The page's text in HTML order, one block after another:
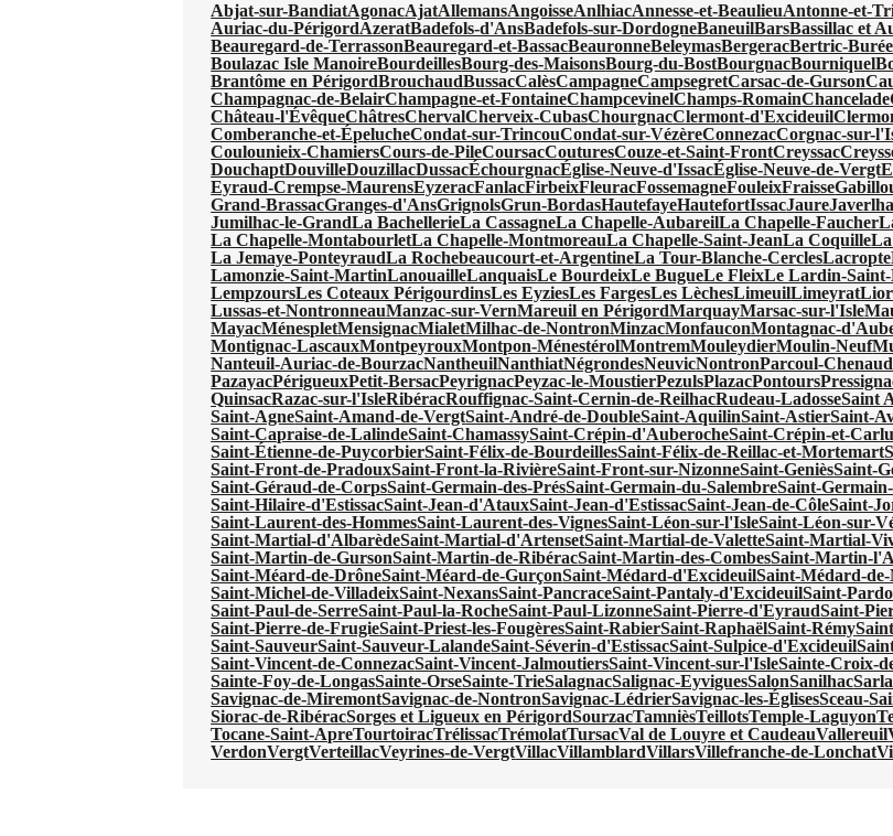
Abjat-sur-BandiatAgonacAjatAllemansAngoisseAnlhiacAnnesse-et-BeaulieuAntonne-et-
Auriac-du-PérigordAzeratBadefols-d'AnsBadefols-sur-DordogneBaneuilBarsBassillac et
Beauregard-de-TerrassonBeauregard-et-BassacBeauronneBeleymasBergeracBertric-Burée
Boulazac Isle ManoireBourdeillesBourg-des-MaisonsBourg-du-BostBourgnacBourniquel
Brantôme en PérigordBrouchaudBussacCalèsCampagneCampsegretCarsac-de-Gurson
Champagnac-de-BelairChampagne-et-FontaineChampcevinelChamps-RomainChancelade
Château-l'ÉvêqueChâtresChervalCherveix-CubasChourgnacClermont-d'Excideuil
Comberanche-et-ÉpelucheCondat-sur-TrincouCondat-sur-VézèreConnezacCorgnac-sur-
Coulounieix-ChamiersCours-de-PileCoursacCouturesCouze-et-Saint-FrontCreyssac
DouchaptDouvilleDouzillacDussacÉchourgnacÉglise-Neuve-d'IssacÉglise-Neuve-de-Vergt
Eyraud-Crempse-MaurensEyzeracFanlacFirbeixFleuracFossemagneFouleixFraisse
Grand-BrassacGranges-d'AnsGrignolsGrun-BordasHautefayeHautefortIssacJaure
Jumilhac-le-GrandLa BachellerieLa CassagneLa Chapelle-AubareilLa Chapelle-Faucher
La Chapelle-MontabourletLa Chapelle-MontmoreauLa Chapelle-Saint-JeanLa Coquille
La Jemaye-PonteyraudLa Rochebeaucourt-et-ArgentineLa Tour-Blanche-CerclesLacropte
Lamonzie-Saint-MartinLanouailleLanquaisLe BourdeixLe BugueLe FleixLe Lardin-
LempzoursLes Coteaux PérigourdinsLes EyziesLes FargesLes LèchesLimeuilLimeyrat
Lussas-et-NontronneauManzac-sur-VernMareuil en PérigordMarquayMarsac-sur-l'Isle
MayacMénespletMensignacMialetMilhac-de-NontronMinzacMonfauconMontagnac-
Montignac-LascauxMontpeyrouxMontpon-MénestérolMontremMouleydierMoulin-Neuf
Nanteuil-Auriac-de-BourzacNantheuilNanthiatNégrondesNeuvicNontronParcoul-Chenaud
PazayacPérigueuxPetit-BersacPeyrignacPeyzac-le-MoustierPezulsPlazacPontours
QuinsacRazac-sur-l'IsleRibéracRouffignac-Saint-Cernin-de-ReilhacRudeau-LadosseSaint
Saint-AgneSaint-Amand-de-VergtSaint-André-de-DoubleSaint-AquilinSaint-AstierSaint-
Saint-Capraise-de-LalindeSaint-ChamassySaint-Crépin-d'AuberocheSaint-Crépin-et-
Saint-Étienne-de-PuycorbierSaint-Félix-de-BourdeillesSaint-Félix-de-Reillac-et-Mortemart
Saint-Front-de-PradouxSaint-Front-la-RivièreSaint-Front-sur-NizonneSaint-GenièsSaint-
Saint-Géraud-de-CorpsSaint-Germain-des-PrésSaint-Germain-du-SalembreSaint-
Saint-Hilaire-d'EstissacSaint-Jean-d'AtauxSaint-Jean-d'EstissacSaint-Jean-de-CôleSaint-
Saint-Laurent-des-HommesSaint-Laurent-des-VignesSaint-Léon-sur-l'IsleSaint-Léon-sur-
Saint-Martial-d'AlbarèdeSaint-Martial-d'ArtensetSaint-Martial-de-ValetteSaint-Martial-
Saint-Martin-de-GursonSaint-Martin-de-RibéracSaint-Martin-des-CombesSaint-Martin-
Saint-Méard-de-DrôneSaint-Méard-de-GurçonSaint-Médard-d'ExcideuilSaint-Médard-
Saint-Michel-de-VilladeixSaint-NexansSaint-PancraceSaint-Pantaly-d'ExcideuilSaint-
Saint-Paul-de-SerreSaint-Paul-la-RocheSaint-Paul-LizonneSaint-Pierre-d'EyraudSaint-
Saint-Pierre-de-FrugieSaint-Priest-les-FougèresSaint-RabierSaint-RaphaëlSaint-Rémy
Saint-SauveurSaint-Sauveur-LalandeSaint-Séverin-d'EstissacSaint-Sulpice-d'Excideuil
Saint-Vincent-de-ConnezacSaint-Vincent-JalmoutiersSaint-Vincent-sur-l'IsleSainte-Croix-
Sainte-Foy-de-LongasSainte-OrseSainte-TrieSalagnacSalignac-EyviguesSalonSanilhac
Savignac-de-MiremontSavignac-de-NontronSavignac-LédrierSavignac-les-ÉglisesSceau-
Siorac-de-RibéracSorges et Ligueux en PérigordSourzacTamnièsTeillotsTemple-Laguyon
Tocane-Saint-ApreTourtoiracTrélissacTrémolatTursacVal de Louyre et CaudeauVallereuil
VerdonVergtVerteillacVeyrines-de-VergtVillacVillamblardVillarsVillefranche-de-Lonchat